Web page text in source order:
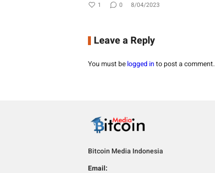
1 0 8/04/2023
Leave a Reply
You must belogged into post a comment.
Bitcoin Media Indonesia
Email: